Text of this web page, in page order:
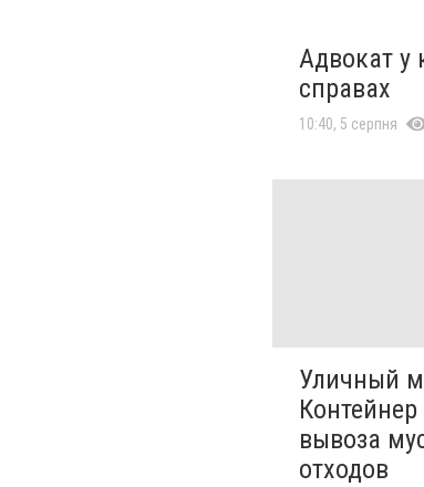
Адвокат у
справах
10:40, 5 серпня
Уличный
вывоза
отходов